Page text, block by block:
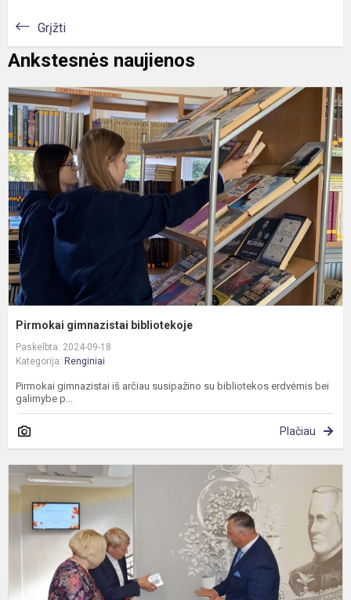
Grįžti
Ankstesnės naujienos
Pirmokai gimnazistai bibliotekoje
Paskelbta: 2024-09-18
Kategorija: Renginiai
Pirmokai gimnazistai iš arčiau susipažino su bibliotekos erdvėmis bei
galimybe p...
Plačiau